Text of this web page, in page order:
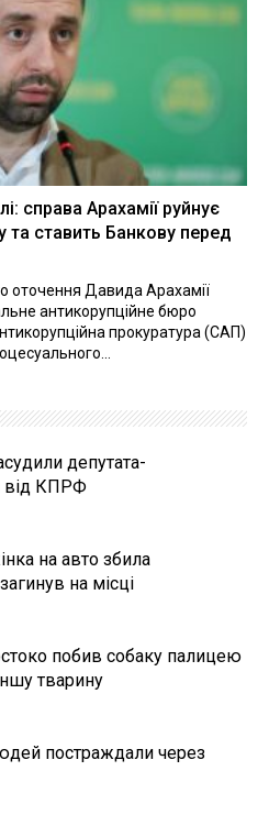
справа Арахамії руйнує
та ставить Банкову перед
оточення Давида Арахамії
антикорупційне бюро
прокуратура (САП)
депутата-
від КПРФ
на авто збила
на місці
побив собаку палицею
тварину
постраждали через